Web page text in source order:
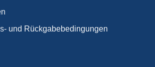
und Rückgabebedingungen